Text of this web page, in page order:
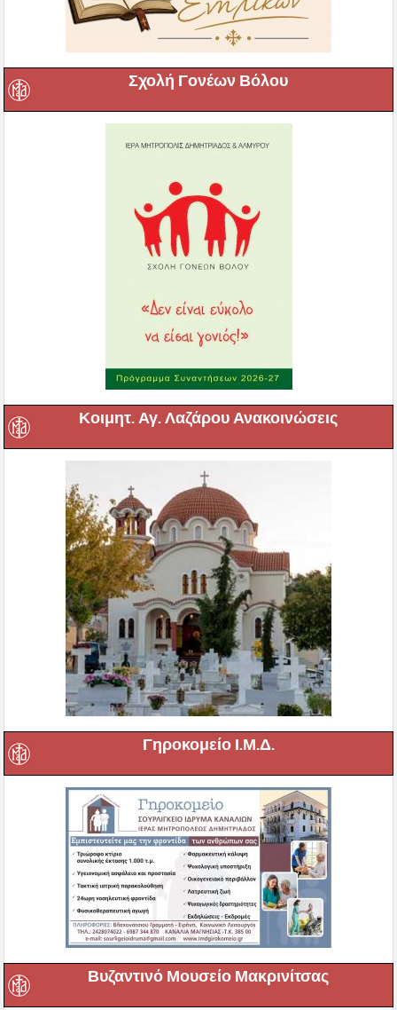
Σχολή Γονέων Βόλου
Κοιμητ. Αγ. Λαζάρου Ανακοινώσεις
Γηροκομείο Ι.Μ.Δ.
Βυζαντινό Μουσείο Μακρινίτσας